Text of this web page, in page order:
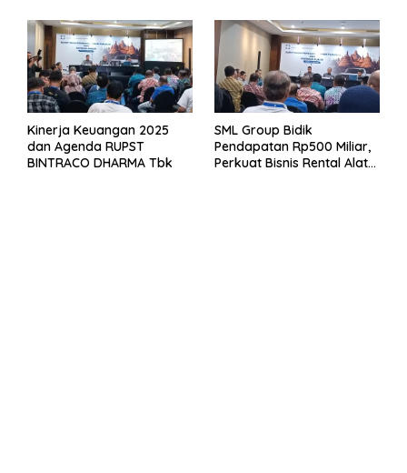
Kinerja Keuangan 2025
dan Agenda RUPST
BINTRACO DHARMA Tbk
SML Group Bidik
Pendapatan Rp500 Miliar,
Perkuat Bisnis Rental Alat